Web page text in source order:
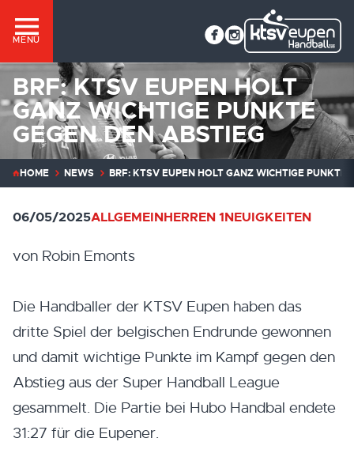
MENÜ
BRF: KTSV EUPEN HOLT
GANZ WICHTIGE PUNKTE
GEGEN DEN ABSTIEG
HOME NEWS BRF: KTSV EUPEN HOLT GANZ WICHTIGE PUNKTE
06/05/2025ALLGEMEINHERREN 1NEUIGKEITEN
von Robin Emonts
Die Handballer der KTSV Eupen haben das
dritte Spiel der belgischen Endrunde gewonnen
und damit wichtige Punkte im Kampf gegen den
Abstieg aus der Super Handball League
gesammelt. Die Partie bei Hubo Handbal endete
31:27 für die Eupener.